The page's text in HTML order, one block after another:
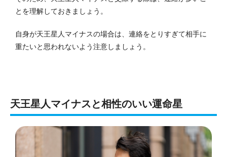
とを理解しておきましょう。
自身が天王星人マイナスの場合は、連絡をとりすぎて相手に
重たいと思われないよう注意しましょう。
天王星人マイナスと相性のいい運命星